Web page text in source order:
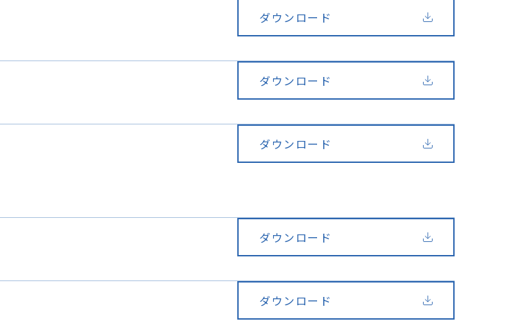
ダウンロード
ダウンロード
ダウンロード
ダウンロード
ダウンロード